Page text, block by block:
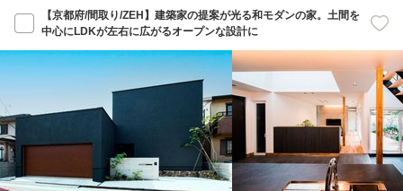
【京都府/間取り/ZEH】建築家の提案が光る和モダンの家。土間を
中心にLDKが左右に広がるオープンな設計に